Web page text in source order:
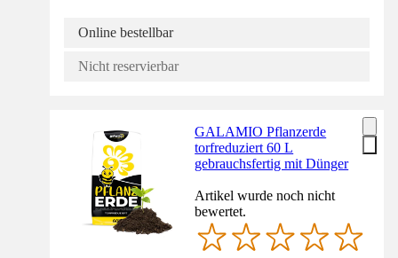
Online bestellbar
Nicht reservierbar
GALAMIO Pflanzerde
torfreduziert 60 L
gebrauchsfertig mit Dünger
Artikel wurde noch nicht
bewertet.